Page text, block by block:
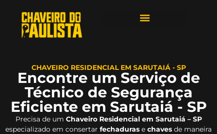
CHAVEIRO RESIDENCIAL EM SARUTAIÁ - SP
Encontre um Serviço de
Técnico de Segurança
Eficiente em Sarutaiá - SP
Precisa de um Chaveiro Residencial em Sarutaiá – SP
especializado em consertar fechaduras e chaves de maneira